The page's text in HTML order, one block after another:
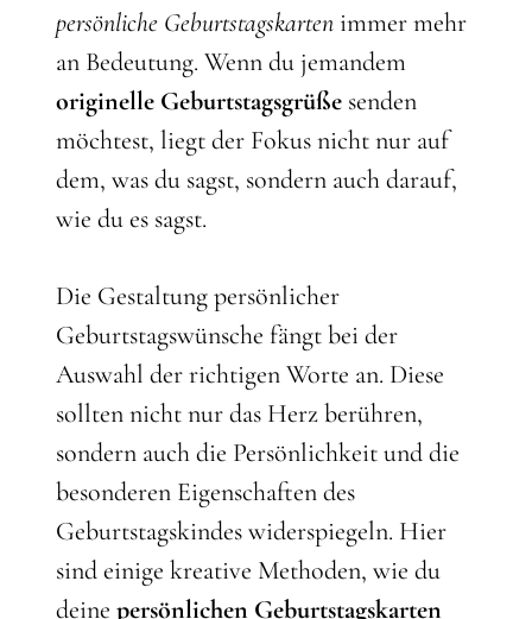
persönliche Geburtstagskarten immer mehr
an Bedeutung. Wenn du jemandem
originelle Geburtstagsgrüße senden
möchtest, liegt der Fokus nicht nur auf
dem, was du sagst, sondern auch darauf,
wie du es sagst.
Die Gestaltung persönlicher
Geburtstagswünsche fängt bei der
Auswahl der richtigen Worte an. Diese
sollten nicht nur das Herz berühren,
sondern auch die Persönlichkeit und die
besonderen Eigenschaften des
Geburtstagskindes widerspiegeln. Hier
sind einige kreative Methoden, wie du
deinepersönlichen Geburtstagskarten